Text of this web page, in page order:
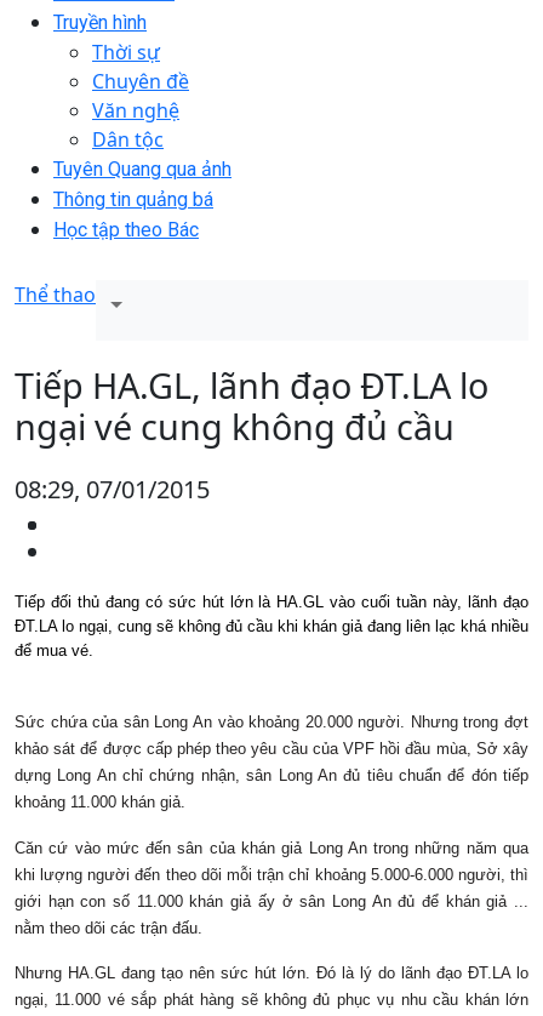
Truyền hình
Thời sự
Chuyên đề
Văn nghệ
Dân tộc
Tuyên Quang qua ảnh
Thông tin quảng bá
Học tập theo Bác
Thể thao
Tiếp HA.GL, lãnh đạo ĐT.LA lo
ngại vé cung không đủ cầu
08:29, 07/01/2015
Tiếp đối thủ đang có sức hút lớn là HA.GL vào cuối tuần này, lãnh đạo
ĐT.LA lo ngại, cung sẽ không đủ cầu khi khán giả đang liên lạc khá nhiều
để mua vé.
Sức chứa của sân Long An vào khoảng 20.000 người. Nhưng trong đợt
khảo sát để được cấp phép theo yêu cầu của VPF hồi đầu mùa, Sở xây
dựng Long An chỉ chứng nhận, sân Long An đủ tiêu chuẩn để đón tiếp
khoảng 11.000 khán giả.
Căn cứ vào mức đến sân của khán giả Long An trong những năm qua
khi lượng người đến theo dõi mỗi trận chỉ khoảng 5.000-6.000 người, thì
giới hạn con số 11.000 khán giả ấy ở sân Long An đủ để khán giả ...
nằm theo dõi các trận đấu.
Nhưng HA.GL đang tạo nên sức hút lớn. Đó là lý do lãnh đạo ĐT.LA lo
ngại, 11.000 vé sắp phát hàng sẽ không đủ phục vụ nhu cầu khán lớn